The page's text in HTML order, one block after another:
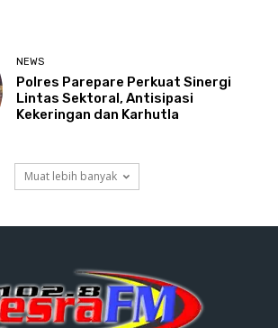
NEWS
Polres Parepare Perkuat Sinergi
Lintas Sektoral, Antisipasi
Kekeringan dan Karhutla
Muat lebih banyak